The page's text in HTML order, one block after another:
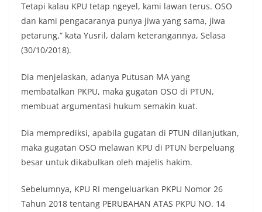
Tetapi kalau KPU tetap ngeyel, kami lawan terus. OSO
dan kami pengacaranya punya jiwa yang sama, jiwa
petarung,” kata Yusril, dalam keterangannya, Selasa
(30/10/2018).
Dia menjelaskan, adanya Putusan MA yang
membatalkan PKPU, maka gugatan OSO di PTUN,
membuat argumentasi hukum semakin kuat.
Dia memprediksi, apabila gugatan di PTUN dilanjutkan,
maka gugatan OSO melawan KPU di PTUN berpeluang
besar untuk dikabulkan oleh majelis hakim.
Sebelumnya, KPU RI mengeluarkan PKPU Nomor 26
Tahun 2018 tentang PERUBAHAN ATAS PKPU NO. 14